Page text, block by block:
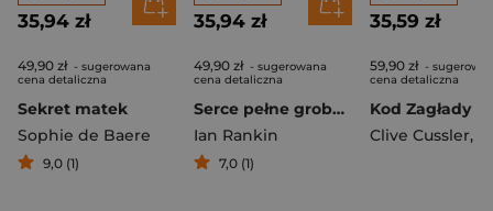
35,94 zł
49,90 zł - sugerowana
cena detaliczna
Sekret matek
Sophie de Baere
9,0 (1)
35,94 zł
49,90 zł - sugerowana
cena detaliczna
Serce pełne grobów
Ian Rankin
7,0 (1)
35,59 zł
59,90 zł -
cena detaliczna
Kod Zagłady
Clive Cussler,